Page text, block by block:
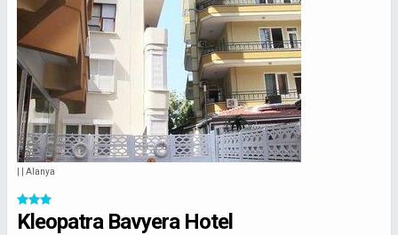
| | Alanya
Kleopatra Bavyera Hotel